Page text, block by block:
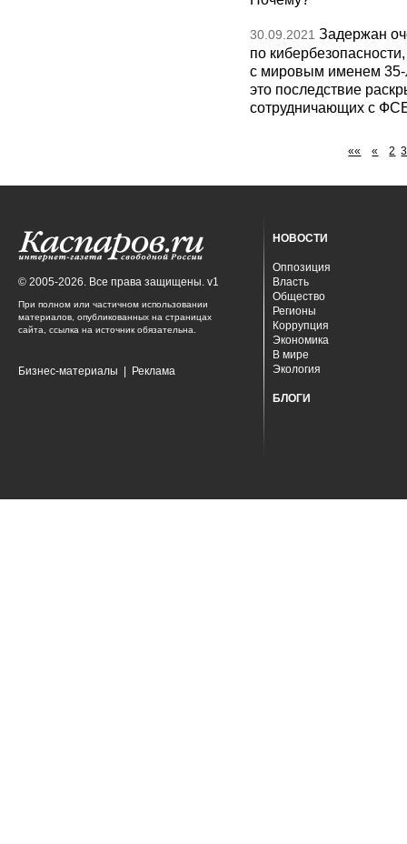
30.09.2021 Задержан
по
с мировым именем 35-
это последствие
сотрудничающих с
«« « 2 3
© 2005-2026. Все права защищены. v1
При полном или частичном использовании
материалов, опубликованных на страницах
сайта, ссылка на источник обязательна.
Бизнес-материалы Реклама
НОВОСТИ
Оппозиция
Власть
Общество
Регионы
Коррупция
Экономика
В мире
Экология
БЛОГИ